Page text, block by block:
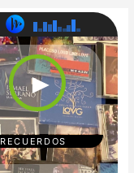
►
RECUERDOS